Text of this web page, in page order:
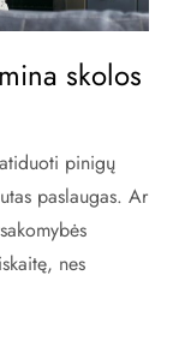
skolos
pinigų
paslaugas. Ar
nes